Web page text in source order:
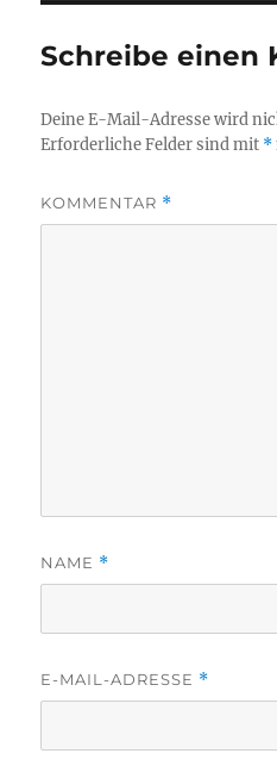
Schreibe einen
Deine E-Mail-Adresse wird
Erforderliche Felder sind mit *
KOMMENTAR *
NAME *
E-MAIL-ADRESSE *